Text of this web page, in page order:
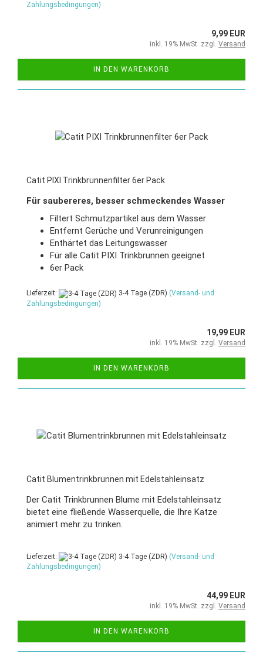
Zahlungsbedingungen)
9,99 EUR
inkl. 19% MwSt. zzgl. Versand
IN DEN WARENKORB
Catit PIXI Trinkbrunnenfilter 6er Pack
Für saubereres, besser schmeckendes Wasser
Filtert Schmutzpartikel aus dem Wasser
Entfernt Gerüche und Verunreinigungen
Enthärtet das Leitungswasser
Für alle Catit PIXI Trinkbrunnen geeignet
6er Pack
Lieferzeit: 3-4 Tage (ZDR) (Versand- und
Zahlungsbedingungen)
19,99 EUR
inkl. 19% MwSt. zzgl. Versand
IN DEN WARENKORB
Catit Blumentrinkbrunnen mit Edelstahleinsatz
Der Catit Trinkbrunnen Blume mit Edelstahleinsatz
bietet eine fließende Wasserquelle, die Ihre Katze
animiert mehr zu trinken.
Lieferzeit: 3-4 Tage (ZDR) (Versand- und
Zahlungsbedingungen)
44,99 EUR
inkl. 19% MwSt. zzgl. Versand
IN DEN WARENKORB